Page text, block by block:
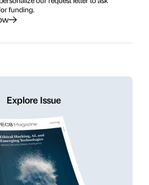
funding.
Explore Issue